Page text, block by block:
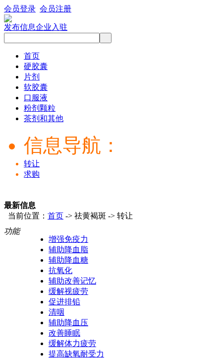
会员登录 会员注册
发布信息企业入驻
首页
硬胶囊
片剂
软胶囊
口服液
粉剂颗粒
茶剂和其他
信息导航：
转让
求购
最新信息
当前位置： 首页 -> 祛黄褐斑 -> 转让
功能
增强免疫力
辅助降血脂
辅助降血糖
抗氧化
辅助改善记忆
缓解视疲劳
促进排铅
清咽
辅助降血压
改善睡眠
缓解体力疲劳
提高缺氧耐受力